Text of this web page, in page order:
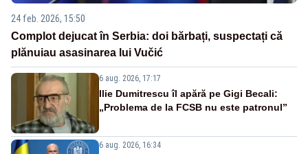
24 feb. 2026, 15:50
Complot dejucat în Serbia: doi bărbați, suspectați că
plănuiau asasinarea lui Vučić
6 aug. 2026, 17:17
Ilie Dumitrescu îl apără pe Gigi Becali:
„Problema de la FCSB nu este patronul”
6 aug. 2026, 16:34